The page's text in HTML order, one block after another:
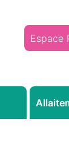
Espace